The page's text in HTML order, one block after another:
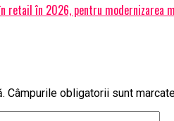
retail în 2026, pentru modernizarea
Câmpurile obligatorii sunt